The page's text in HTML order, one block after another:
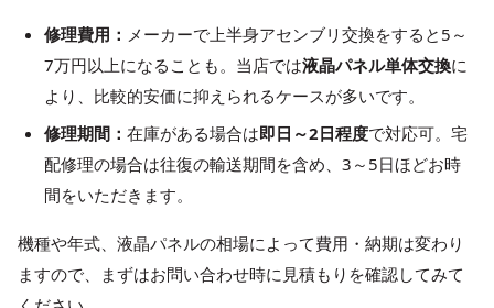
修理費用： メーカーで上半身アセンブリ交換をすると5～
7万円以上になることも。当店では液晶パネル単体交換に
より、比較的安価に抑えられるケースが多いです。
修理期間： 在庫がある場合は即日～2日程度で対応可。宅
配修理の場合は往復の輸送期間を含め、3～5日ほどお時
間をいただきます。
機種や年式、液晶パネルの相場によって費用・納期は変わり
ますので、まずはお問い合わせ時に見積もりを確認してみて